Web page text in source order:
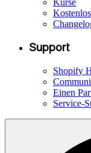
Support
Shopify
Einen
Service-